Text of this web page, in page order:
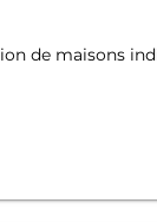
de maisons